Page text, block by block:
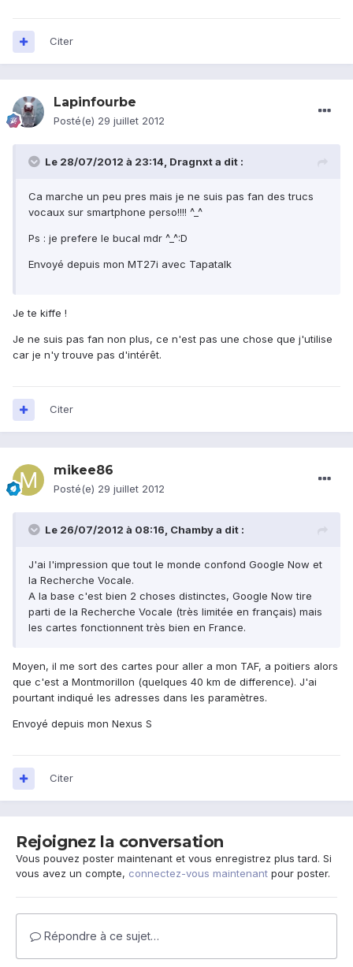
Citer
Lapinfourbe
Posté(e) 29 juillet 2012
Le 28/07/2012 à 23:14, Dragnxt a dit :
Ca marche un peu pres mais je ne suis pas fan des trucs
vocaux sur smartphone perso!!!! ^_^
Ps : je prefere le bucal mdr ^_^:D
Envoyé depuis mon MT27i avec Tapatalk
Je te kiffe !
Je ne suis pas fan non plus, ce n'est pas une chose que j'utilise
car je n'y trouve pas d'intérêt.
Citer
mikee86
Posté(e) 29 juillet 2012
Le 26/07/2012 à 08:16, Chamby a dit :
J'ai l'impression que tout le monde confond Google Now et
la Recherche Vocale.
A la base c'est bien 2 choses distinctes, Google Now tire
parti de la Recherche Vocale (très limitée en français) mais
les cartes fonctionnent très bien en France.
Moyen, il me sort des cartes pour aller a mon TAF, a poitiers alors
que c'est a Montmorillon (quelques 40 km de difference). J'ai
pourtant indiqué les adresses dans les paramètres.
Envoyé depuis mon Nexus S
Citer
Rejoignez la conversation
Vous pouvez poster maintenant et vous enregistrez plus tard. Si
vous avez un compte, connectez-vous maintenant pour poster.
Répondre à ce sujet…